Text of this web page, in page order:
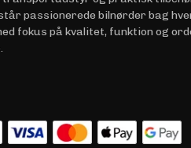
passionerede bilnørder bag
fokus på kvalitet, funktion og